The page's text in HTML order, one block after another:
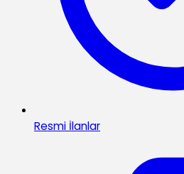
Resmi İlanlar